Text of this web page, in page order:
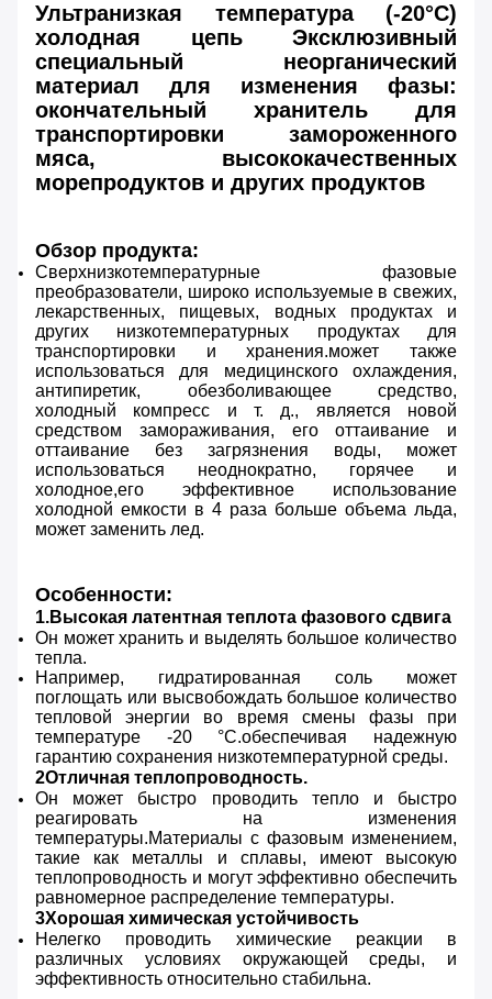
Ультранизкая температура (-20°C)
холодная цепь Эксклюзивный
специальный неорганический
материал для изменения фазы:
окончательный хранитель для
транспортировки замороженного
мяса, высококачественных
морепродуктов и других продуктов
Обзор продукта:
Сверхнизкотемпературные фазовые
преобразователи, широко используемые в свежих,
лекарственных, пищевых, водных продуктах и
других низкотемпературных продуктах для
транспортировки и хранения.может также
использоваться для медицинского охлаждения,
антипиретик, обезболивающее средство,
холодный компресс и т. д., является новой
средством замораживания, его оттаивание и
оттаивание без загрязнения воды, может
использоваться неоднократно, горячее и
холодное,его эффективное использование
холодной емкости в 4 раза больше объема льда,
может заменить лед.
Особенности:
1.Высокая латентная теплота фазового сдвига
Он может хранить и выделять большое количество
тепла.
Например, гидратированная соль может
поглощать или высвобождать большое количество
тепловой энергии во время смены фазы при
температуре -20 °C.обеспечивая надежную
гарантию сохранения низкотемпературной среды.
2Отличная теплопроводность.
Он может быстро проводить тепло и быстро
реагировать на изменения
температуры.Материалы с фазовым изменением,
такие как металлы и сплавы, имеют высокую
теплопроводность и могут эффективно обеспечить
равномерное распределение температуры.
3Хорошая химическая устойчивость
Нелегко проводить химические реакции в
различных условиях окружающей среды, и
эффективность относительно стабильна.